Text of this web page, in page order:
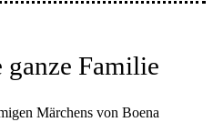
Familie
Märchens von Boena